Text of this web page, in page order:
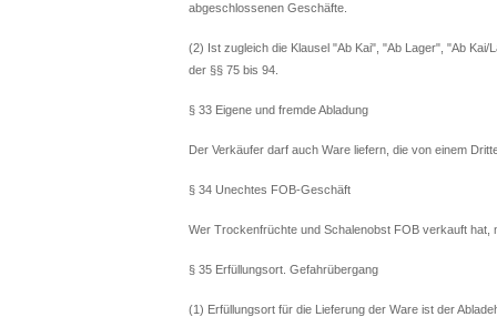
abgeschlossenen Geschäfte.
(2) Ist zugleich die Klausel "Ab Kai", "Ab Lager", "Ab
der §§ 75 bis 94.
§ 33 Eigene und fremde Abladung
Der Verkäufer darf auch Ware liefern, die von einem
§ 34 Unechtes FOB-Geschäft
Wer Trockenfrüchte und Schalenobst FOB verkauft
§ 35 Erfüllungsort. Gefahrübergang
(1) Erfüllungsort für die Lieferung der Ware ist der